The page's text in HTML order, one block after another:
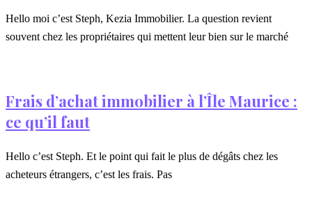
Hello moi c’est Steph, Kezia Immobilier. La question revient
souvent chez les propriétaires qui mettent leur bien sur le marché
Frais d’achat immobilier à l’Île Maurice :
ce qu’il faut
Hello c’est Steph. Et le point qui fait le plus de dégâts chez les
acheteurs étrangers, c’est les frais. Pas